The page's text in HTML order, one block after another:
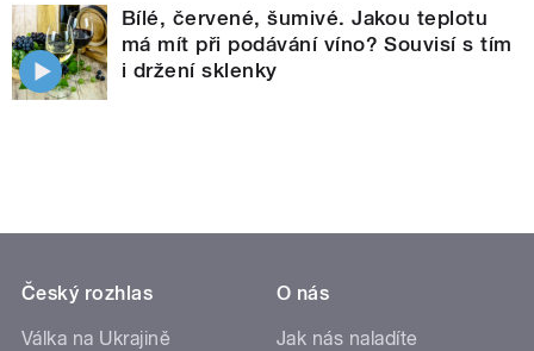
Bílé, červené, šumivé. Jakou teplotu
má mít při podávání víno? Souvisí s tím
i držení sklenky
Český rozhlas
Válka na Ukrajině
O nás
Jak nás naladíte